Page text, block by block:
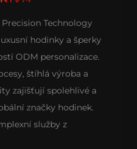
Technology
hodinky a šperky
ODM personalizace.
štíhlá výroba a
zajišťují spolehlivé a
značky hodinek.
služby z